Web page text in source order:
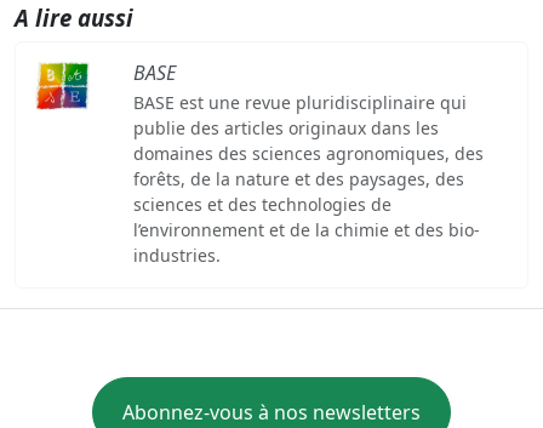
A lire aussi
BASE
BASE est une revue pluridisciplinaire qui
publie des articles originaux dans les
domaines des sciences agronomiques, des
forêts, de la nature et des paysages, des
sciences et des technologies de
l’environnement et de la chimie et des bio-
industries.
Abonnez-vous à nos newsletters